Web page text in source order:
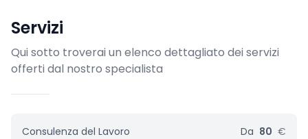
Servizi
Qui sotto troverai un elenco dettagliato dei servizi
offerti dal nostro specialista
Consulenza del Lavoro Da 80 €